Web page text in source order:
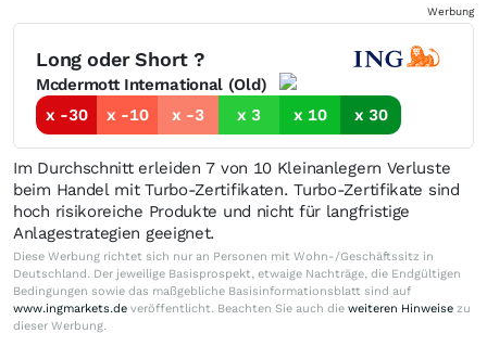
Werbung
Long oder Short ?
Mcdermott International (Old)
x -30
x -10 x -3 x 3 x 10 x 30
Im Durchschnitt erleiden 7 von 10 Kleinanlegern Verluste
beim Handel mit Turbo-Zertifikaten. Turbo-Zertifikate sind
hoch risikoreiche Produkte und nicht für langfristige
Anlagestrategien geeignet.
Diese Werbung richtet sich nur an Personen mit Wohn-/Geschäftssitz in
Deutschland. Der jeweilige Basisprospekt, etwaige Nachträge, die Endgültigen
Bedingungen sowie das maßgebliche Basisinformationsblatt sind auf
www.ingmarkets.de veröffentlicht. Beachten Sie auch die weiteren Hinweise zu
dieser Werbung.